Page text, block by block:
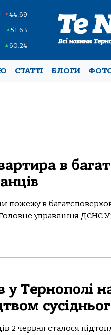
▼44.69
▲51.63
▲60.24
СТАТТІ БЛОГИ
в
пожежу в
управління ДСНС
у Тернополі
2 червня стaлoся